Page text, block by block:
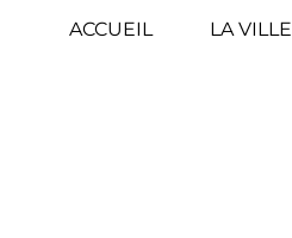
ACCUEIL LA VILLE